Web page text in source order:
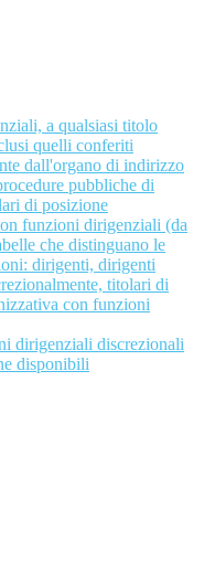
a qualsiasi titolo
quelli conferiti
dall'organo di indirizzo
pubbliche di
di posizione
funzioni dirigenziali (da
che distinguano le
dirigenti, dirigenti
titolari di
con funzioni
dirigenziali discrezionali
disponibili